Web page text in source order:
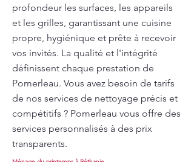
profondeur les surfaces, les appareils
et les grilles, garantissant une cuisine
propre, hygiénique et prête à recevoir
vos invités. La qualité et l'intégrité
définissent chaque prestation de
Pomerleau. Vous avez besoin de tarifs
de nos services de nettoyage précis et
compétitifs ? Pomerleau vous offre des
services personnalisés à des prix
transparents.